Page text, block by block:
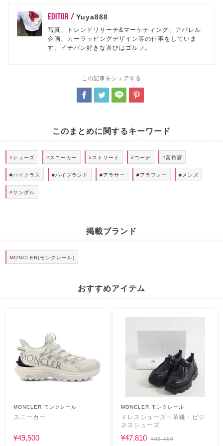
EDITOR /Yuya888
写真、トレンドリサーチ&マーケティング、アパレル
企画、カーラッピングデザイン等の仕事をしていま
す。イチバン好きな遊びはゴルフ。
この記事をシェアする
このまとめに関するキーワード
#シューズ #スニーカー #ストリート #コーデ #富裕層
#ハイクラス #ハイブランド #アラサー #アラフォー #メンズ
#サンダル
掲載ブランド
MONCLER(モンクレール)
おすすめアイテム
MONCLER モンクレール
スニーカー
¥49,500
MONCLER モンクレール
ドレスシューズ・革靴・ビジ
ネスシューズ
¥47,810 ¥85,400